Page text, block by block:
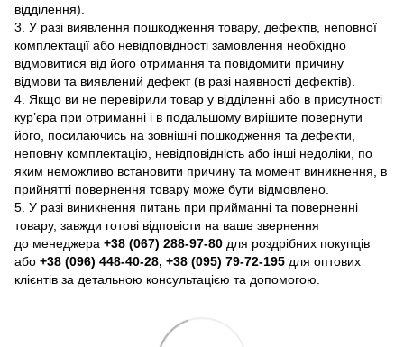
відділення).
3. У разі виявлення пошкодження товару, дефектів, неповної
комплектації або невідповідності замовлення необхідно
відмовитися від його отримання та повідомити причину
відмови та виявлений дефект (в разі наявності дефектів).
4. Якщо ви не перевірили товар у відділенні або в присутності
кур’єра при отриманні і в подальшому вирішите повернути
його, посилаючись на зовнішні пошкодження та дефекти,
неповну комплектацію, невідповідність або інші недоліки, по
яким неможливо встановити причину та момент виникнення, в
прийнятті повернення товару може бути відмовлено.
5. У разі виникнення питань при прийманні та поверненні
товару, завжди готові відповісти на ваше звернення
до менеджера +38 (067) 288-97-80 для роздрібних покупців
або +38 (096) 448-40-28, +38 (095) 79-72-195 для оптових
клієнтів за детальною консультацією та допомогою.